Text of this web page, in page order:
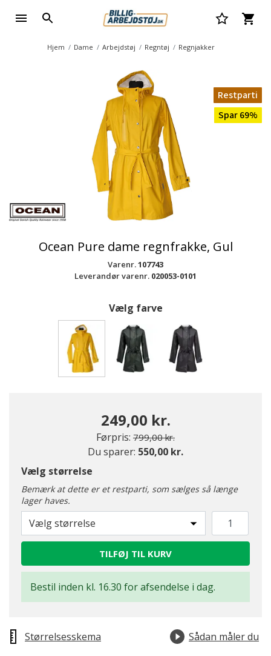
Hjem Dame Arbejdstøj Regntøj Regnjakker
Restparti
Spar 69%
Ocean Pure dame regnfrakke, Gul
Varenr.107743
Leverandør varenr. 020053-0101
Vælg farve
249,00 kr.
Førpris: Pris nedsat fra
799,00 kr.til
Du sparer: 550,00 kr.
Vælg størrelse
Bemærk at dette er et restparti, som sælges så længe
lager haves.
Vælg størrelse
TILFØJ TIL KURV
Bestil inden kl. 16.30 for afsendelse i dag.
Størrelsesskema
Sådan måler du